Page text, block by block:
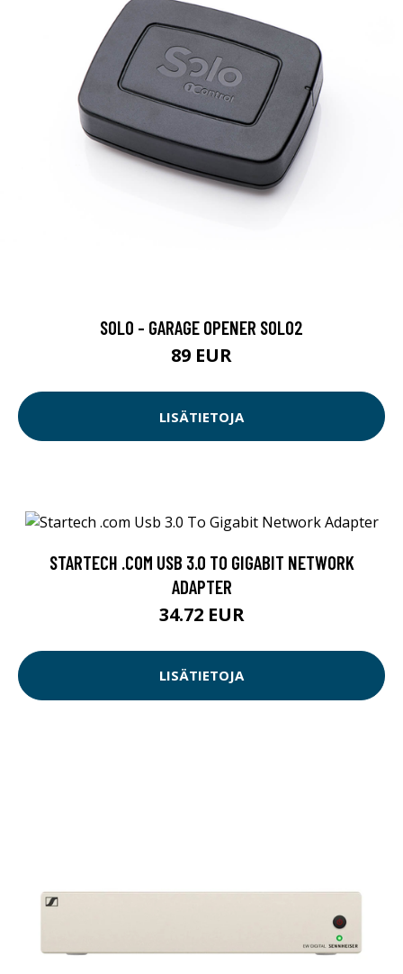
SOLO - GARAGE OPENER SOLO2
89 EUR
LISÄTIETOJA
STARTECH .COM USB 3.0 TO GIGABIT NETWORK
ADAPTER
34.72 EUR
LISÄTIETOJA